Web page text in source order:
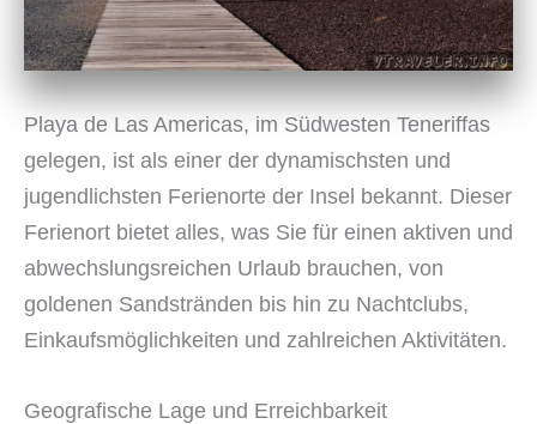
Playa de Las Americas, im Südwesten Teneriffas
gelegen, ist als einer der dynamischsten und
jugendlichsten Ferienorte der Insel bekannt. Dieser
Ferienort bietet alles, was Sie für einen aktiven und
abwechslungsreichen Urlaub brauchen, von
goldenen Sandstränden bis hin zu Nachtclubs,
Einkaufsmöglichkeiten und zahlreichen Aktivitäten.
Geografische Lage und Erreichbarkeit